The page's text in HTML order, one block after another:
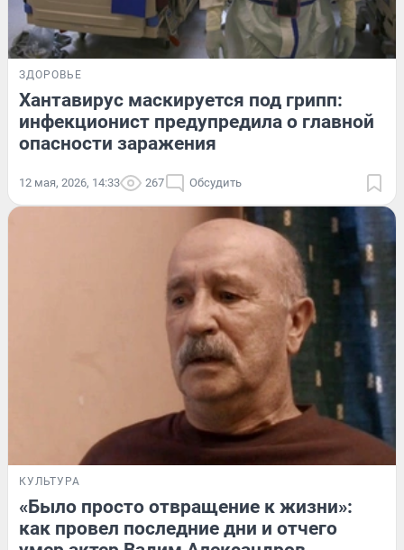
ЗДОРОВЬЕ
Хантавирус маскируется под грипп:
инфекционист предупредила о главной
опасности заражения
12 мая, 2026, 14:33 267 Обсудить
КУЛЬТУРА
«Было просто отвращение к жизни»:
как провел последние дни и отчего